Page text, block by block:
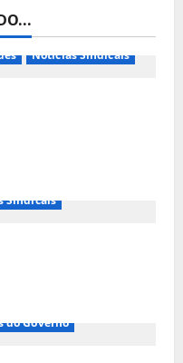
Notícias Sindicais
Sindicais
do Governo